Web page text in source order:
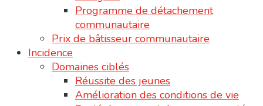
Programme de détachement
communautaire
Prix de bâtisseur communautaire
Incidence
Domaines ciblés
Réussite des jeunes
Amélioration des conditions de vie